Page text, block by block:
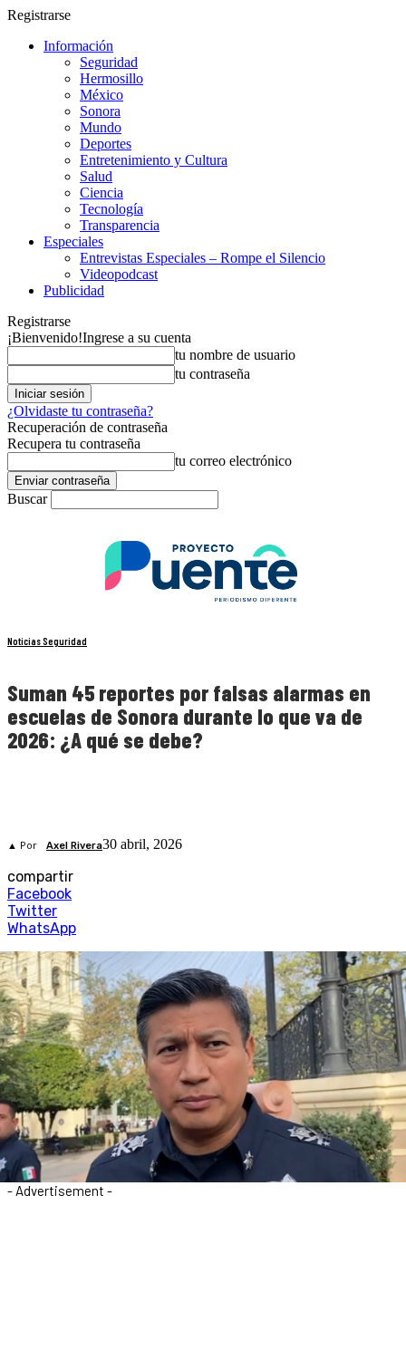
Registrarse
Información
Seguridad
Hermosillo
México
Sonora
Mundo
Deportes
Entretenimiento y Cultura
Salud
Ciencia
Tecnología
Transparencia
Especiales
Entrevistas Especiales – Rompe el Silencio
Videopodcast
Publicidad
Registrarse
¡Bienvenido!Ingrese a su cuenta
tu nombre de usuario
tu contraseña
¿Olvidaste tu contraseña?
Recuperación de contraseña
Recupera tu contraseña
tu correo electrónico
Buscar
Noticias Seguridad
Suman 45 reportes por falsas alarmas en
escuelas de Sonora durante lo que va de
2026: ¿A qué se debe?
▲ Por Axel Rivera30 abril, 2026
compartir
Facebook
Twitter
WhatsApp
- Advertisement -